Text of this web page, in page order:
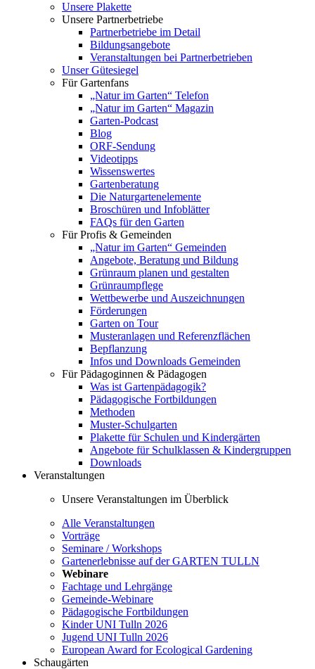
Unsere Plakette
Unsere Partnerbetriebe
Partnerbetriebe im Detail
Bildungsangebote
Veranstaltungen bei Partnerbetrieben
Unser Gütesiegel
Für Gartenfans
„Natur im Garten“ Telefon
„Natur im Garten“ Magazin
Garten-Podcast
Blog
ORF-Sendung
Videotipps
Wissenswertes
Gartenberatung
Die Naturgartenelemente
Broschüren und Infoblätter
FAQs für den Garten
Für Profis & Gemeinden
„Natur im Garten“ Gemeinden
Angebote, Beratung und Bildung
Grünraum planen und gestalten
Grünraumpflege
Wettbewerbe und Auszeichnungen
Förderungen
Garten on Tour
Musteranlagen und Referenzflächen
Bepflanzung
Infos und Downloads Gemeinden
Für Pädagoginnen & Pädagogen
Was ist Gartenpädagogik?
Pädagogische Fortbildungen
Methoden
Muster-Schulgarten
Plakette für Schulen und Kindergärten
Angebote für Schulklassen & Kindergruppen
Downloads
Veranstaltungen
Unsere Veranstaltungen im Überblick
Alle Veranstaltungen
Vorträge
Seminare / Workshops
Gartenerlebnisse auf der GARTEN TULLN
Webinare
Fachtage und Lehrgänge
Gemeinde-Webinare
Pädagogische Fortbildungen
Kinder UNI Tulln 2026
Jugend UNI Tulln 2026
European Award for Ecological Gardening
Schaugärten